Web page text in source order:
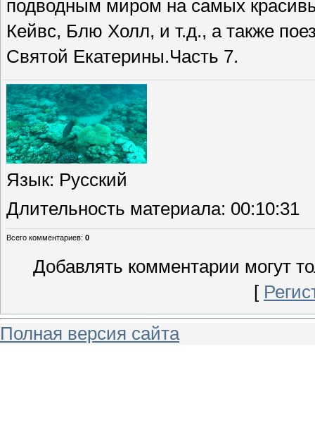
подводным миром на самых
Кейвс, Блю Холл, и т.д., а также
Святой Екатерины.Часть 7.
Язык: Русский
Длительность материала: 00:10:31
Всего комментариев: 0
Добавлять комментарии могут
[
Полная версия сайта